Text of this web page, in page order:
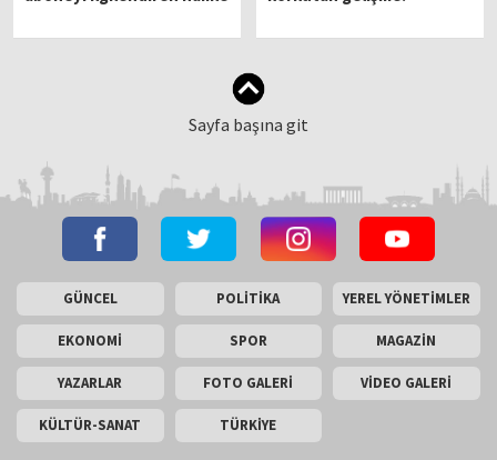
Sayfa başına git
GÜNCEL POLİTİKA YEREL YÖNETİMLER
EKONOMİ SPOR MAGAZİN
YAZARLAR FOTO GALERİ VİDEO GALERİ
KÜLTÜR-SANAT TÜRKİYE